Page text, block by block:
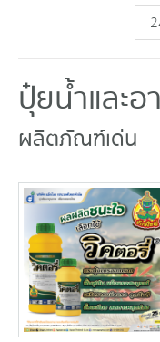
ปุ๋ยน้ำและอ
ผลิตภัณฑ์เด่น